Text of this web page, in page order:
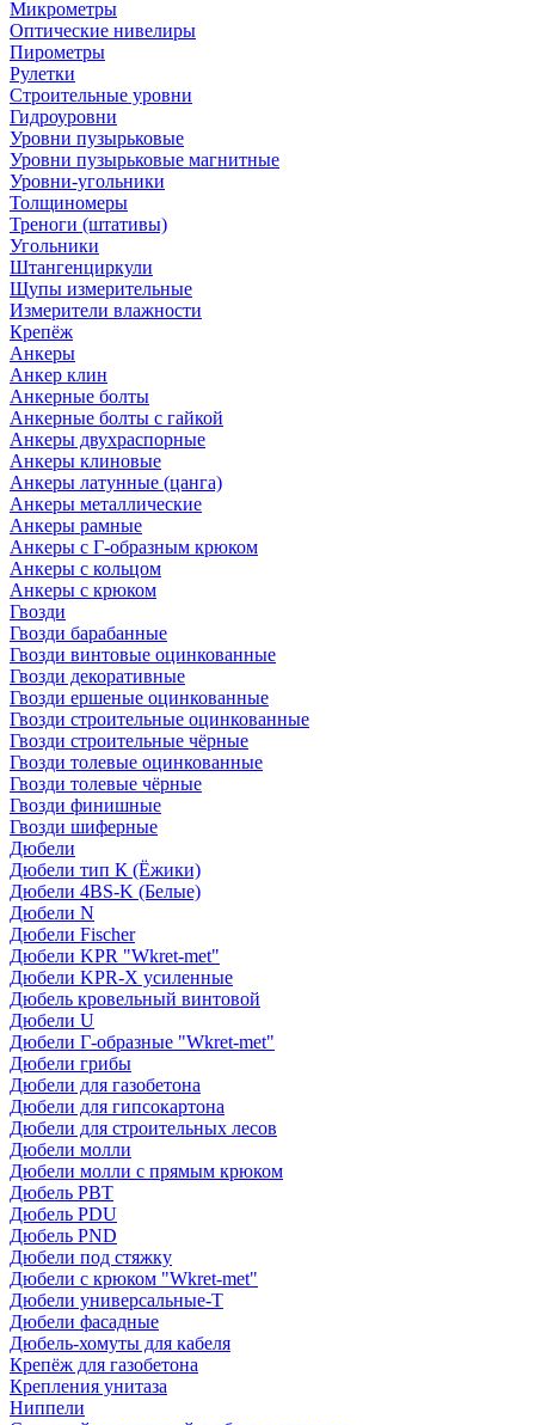
Микрометры
Оптические нивелиры
Пирометры
Рулетки
Строительные уровни
Гидроуровни
Уровни пузырьковые
Уровни пузырьковые магнитные
Уровни-угольники
Толщиномеры
Треноги (штативы)
Угольники
Штангенциркули
Щупы измерительные
Измерители влажности
Крепёж
Анкеры
Анкер клин
Анкерные болты
Анкерные болты с гайкой
Анкеры двухраспорные
Анкеры клиновые
Анкеры латунные (цанга)
Анкеры металлические
Анкеры рамные
Анкеры с Г-образным крюком
Анкеры с кольцом
Анкеры с крюком
Гвозди
Гвозди барабанные
Гвозди винтовые оцинкованные
Гвозди декоративные
Гвозди ершеные оцинкованные
Гвозди строительные оцинкованные
Гвозди строительные чёрные
Гвозди толевые оцинкованные
Гвозди толевые чёрные
Гвозди финишные
Гвозди шиферные
Дюбели
Дюбели тип К (Ёжики)
Дюбели 4BS-K (Белые)
Дюбели N
Дюбели Fischer
Дюбели KPR "Wkret-met"
Дюбели KPR-Х усиленные
Дюбель кровельный винтовой
Дюбели U
Дюбели Г-образные "Wkret-met"
Дюбели грибы
Дюбели для газобетона
Дюбели для гипсокартона
Дюбели для строительных лесов
Дюбели молли
Дюбели молли с прямым крюком
Дюбель PBT
Дюбель PDU
Дюбель PND
Дюбели под стяжку
Дюбели с крюком "Wkret-met"
Дюбели универсальные-Т
Дюбели фасадные
Дюбель-хомуты для кабеля
Крепёж для газобетона
Крепления унитаза
Ниппели